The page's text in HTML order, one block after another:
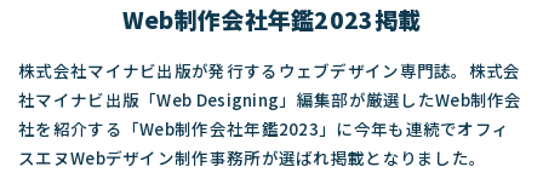
Web制作会社年鑑2023掲載
株式会社マイナビ出版が発行するウェブデザイン専門誌。株式会
社マイナビ出版「Web Designing」編集部が厳選したWeb制作会
社を紹介する「Web制作会社年鑑2023」に今年も連続でオフィ
スエヌWebデザイン制作事務所が選ばれ掲載となりました。